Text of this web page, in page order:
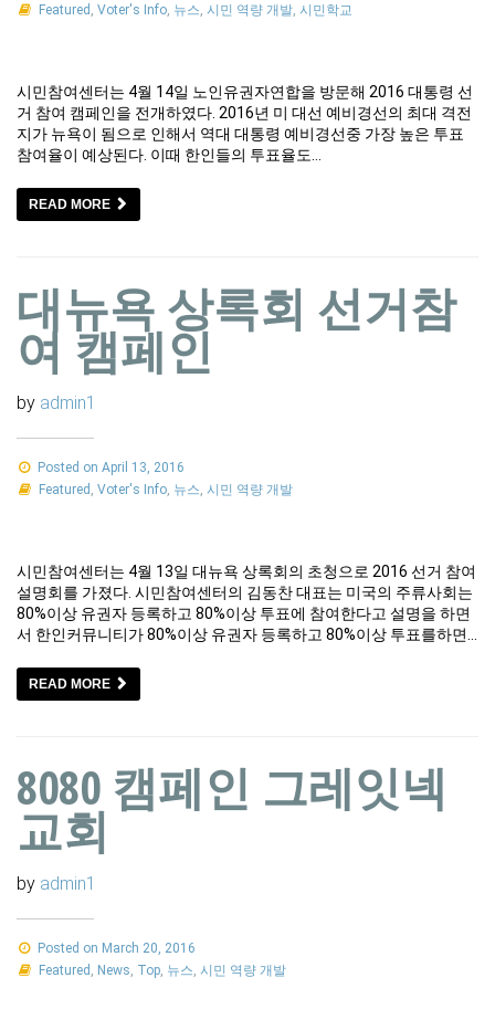
Featured , Voter's Info, 뉴스, 시민 역량 개발, 시민학교
시민참여센터는 4월 14일 노인유권자연합을 방문해 2016 대통령 선
거 참여 캠페인을 전개하였다. 2016년 미 대선 예비경선의 최대 격전
지가 뉴욕이 됨으로 인해서 역대 대통령 예비경선중 가장 높은 투표
참여율이 예상된다. 이때 한인들의 투표율도…
READ MORE
대뉴욕 상록회 선거참
여 캠페인
by admin1
Posted on April 13, 2016
Featured , Voter's Info, 뉴스, 시민 역량 개발
시민참여센터는 4월 13일 대뉴욕 상록회의 초청으로 2016 선거 참여
설명회를 가졌다. 시민참여센터의 김동찬 대표는 미국의 주류사회는
80%이상 유권자 등록하고 80%이상 투표에 참여한다고 설명을 하면
서 한인커뮤니티가 80%이상 유권자 등록하고 80%이상 투표를하면…
READ MORE
8080 캠페인 그레잇넥
교회
by admin1
Posted on March 20, 2016
Featured , News, Top, 뉴스, 시민 역량 개발